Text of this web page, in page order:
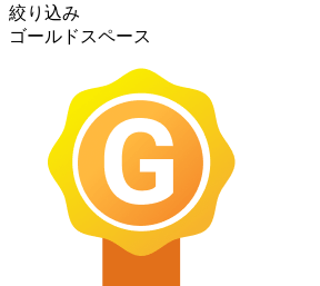
絞り込み
ゴールドスペース